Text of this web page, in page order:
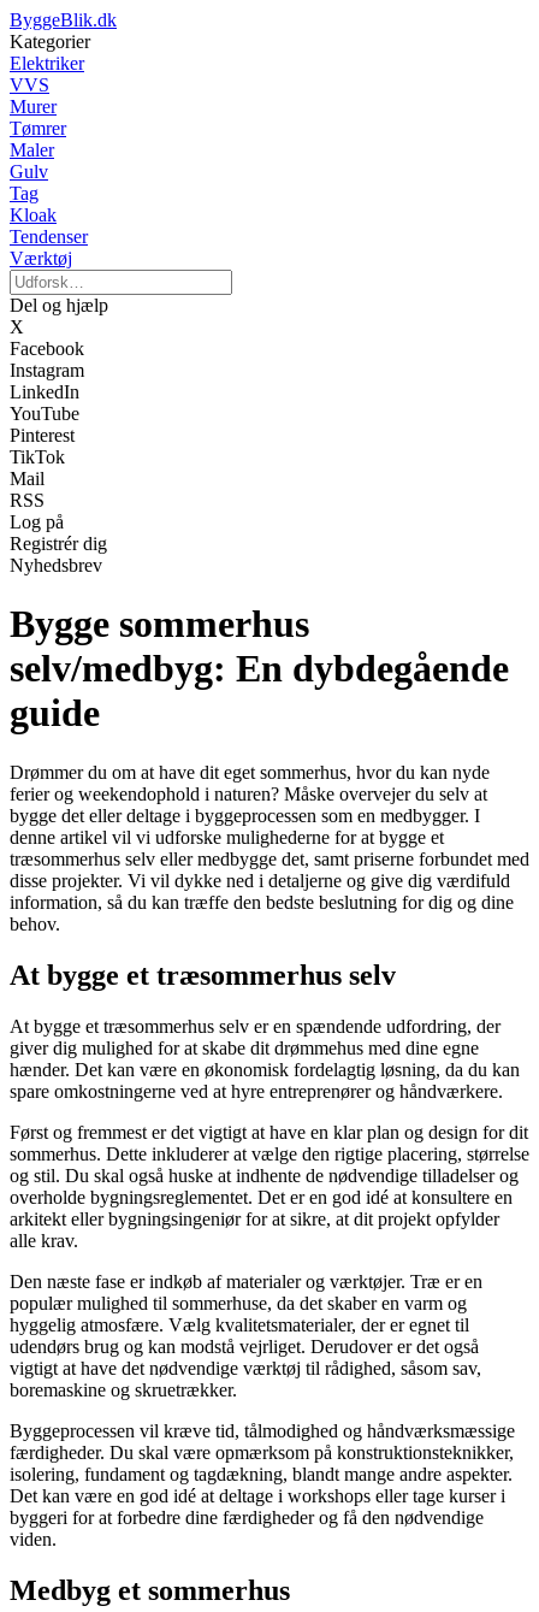
ByggeBlik.dk
Kategorier
Elektriker
VVS
Murer
Tømrer
Maler
Gulv
Tag
Kloak
Tendenser
Værktøj
Del og hjælp
X
Facebook
Instagram
LinkedIn
YouTube
Pinterest
TikTok
Mail
RSS
Log på
Registrér dig
Nyhedsbrev
Bygge sommerhus
selv/medbyg: En dybdegående
guide
Drømmer du om at have dit eget sommerhus, hvor du kan nyde
ferier og weekendophold i naturen? Måske overvejer du selv at
bygge det eller deltage i byggeprocessen som en medbygger. I
denne artikel vil vi udforske mulighederne for at bygge et
træsommerhus selv eller medbygge det, samt priserne forbundet med
disse projekter. Vi vil dykke ned i detaljerne og give dig værdifuld
information, så du kan træffe den bedste beslutning for dig og dine
behov.
At bygge et træsommerhus selv
At bygge et træsommerhus selv er en spændende udfordring, der
giver dig mulighed for at skabe dit drømmehus med dine egne
hænder. Det kan være en økonomisk fordelagtig løsning, da du kan
spare omkostningerne ved at hyre entreprenører og håndværkere.
Først og fremmest er det vigtigt at have en klar plan og design for dit
sommerhus. Dette inkluderer at vælge den rigtige placering, størrelse
og stil. Du skal også huske at indhente de nødvendige tilladelser og
overholde bygningsreglementet. Det er en god idé at konsultere en
arkitekt eller bygningsingeniør for at sikre, at dit projekt opfylder
alle krav.
Den næste fase er indkøb af materialer og værktøjer. Træ er en
populær mulighed til sommerhuse, da det skaber en varm og
hyggelig atmosfære. Vælg kvalitetsmaterialer, der er egnet til
udendørs brug og kan modstå vejrliget. Derudover er det også
vigtigt at have det nødvendige værktøj til rådighed, såsom sav,
boremaskine og skruetrækker.
Byggeprocessen vil kræve tid, tålmodighed og håndværksmæssige
færdigheder. Du skal være opmærksom på konstruktionsteknikker,
isolering, fundament og tagdækning, blandt mange andre aspekter.
Det kan være en god idé at deltage i workshops eller tage kurser i
byggeri for at forbedre dine færdigheder og få den nødvendige
viden.
Medbyg et sommerhus